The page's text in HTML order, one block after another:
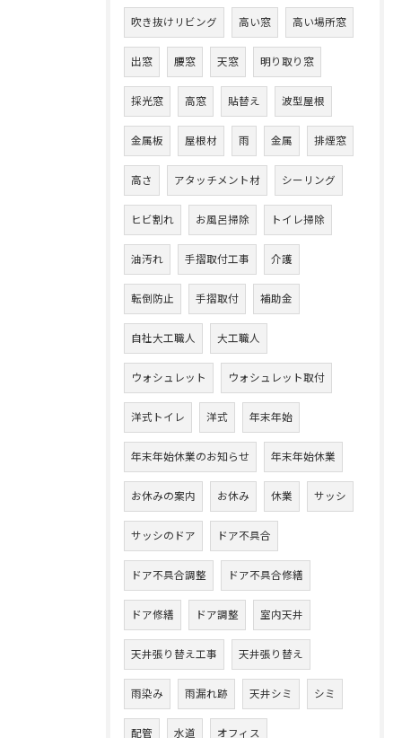
吹き抜けリビング 高い窓 高い場所窓
出窓 腰窓 天窓 明り取り窓
採光窓 高窓 貼替え 波型屋根
金属板 屋根材 雨 金属 排煙窓
高さ アタッチメント材 シーリング
ヒビ割れ お風呂掃除 トイレ掃除
油汚れ 手摺取付工事 介護
転倒防止 手摺取付 補助金
自社大工職人 大工職人
ウォシュレット ウォシュレット取付
洋式トイレ 洋式 年末年始
年末年始休業のお知らせ 年末年始休業
お休みの案内 お休み 休業 サッシ
サッシのドア ドア不具合
ドア不具合調整 ドア不具合修繕
ドア修繕 ドア調整 室内天井
天井張り替え工事 天井張り替え
雨染み 雨漏れ跡 天井シミ シミ
配管 水道 オフィス